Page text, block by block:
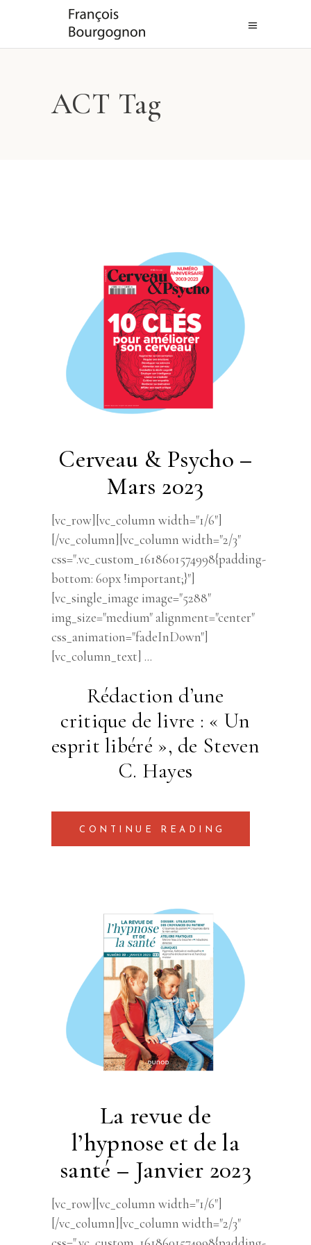
ACT Tag
Cerveau & Psycho –
Mars 2023
[vc_row][vc_column width="1/6"]
[/vc_column][vc_column width="2/3"
css=".vc_custom_1618601574998{padding-
bottom: 60px !important;}"]
[vc_single_image image="5288"
img_size="medium" alignment="center"
css_animation="fadeInDown"]
[vc_column_text]
Rédaction d’une
critique de livre : « Un
esprit libéré », de Steven
C. Hayes
CONTINUE READING
La revue de
l’hypnose et de la
santé – Janvier 2023
[vc_row][vc_column width="1/6"]
[/vc_column][vc_column width="2/3"